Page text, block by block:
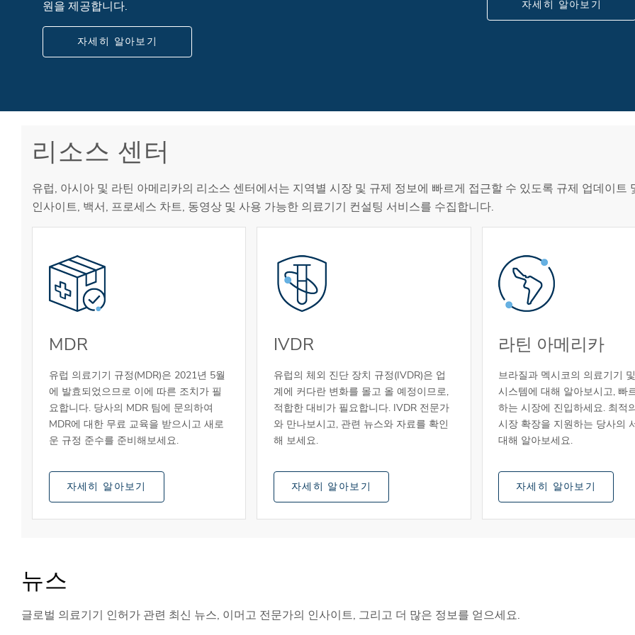
원을 제공합니다.
자세히 알아보기
자세히 알아보기
리소스 센터
유럽, 아시아 및 라틴 아메리카의 리소스 센터에서는 지역별 시장 및 규제 정보에 빠르게 접근할 수 있도록 규제 업데이트
인사이트, 백서, 프로세스 차트, 동영상 및 사용 가능한 의료기기 컨설팅 서비스를 수집합니다.
MDR
유럽 의료기기 규정(MDR)은 2021년 5월
에 발효되었으므로 이에 따른 조치가 필
요합니다. 당사의 MDR 팀에 문의하여
MDR에 대한 무료 교육을 받으시고 새로
운 규정 준수를 준비해보세요.
자세히 알아보기
IVDR
유럽의 체외 진단 장치 규정(IVDR)은 업
계에 커다란 변화를 몰고 올 예정이므로,
적합한 대비가 필요합니다. IVDR 전문가
와 만나보시고, 관련 뉴스와 자료를 확인
해 보세요.
자세히 알아보기
라틴 아메리카
브라질과 멕시코의 의료기기
시스템에 대해 알아보시고, 빠
하는 시장에 진입하세요. 최적
시장 확장을 지원하는 당사의
대해 알아보세요.
자세히 알아보기
뉴스
글로벌 의료기기 인허가 관련 최신 뉴스, 이머고 전문가의 인사이트, 그리고 더 많은 정보를 얻으세요.